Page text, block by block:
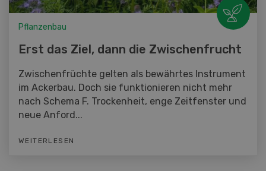
Pflanzenbau
Erst das Ziel, dann die Zwischenfrucht
Zwischenfrüchte gelten als bewährtes Instrument
im Ackerbau. Doch sie funktionieren nicht mehr
nach Schema F. Trockenheit, enge Zeitfenster und
neue Anford...
WEITERLESEN